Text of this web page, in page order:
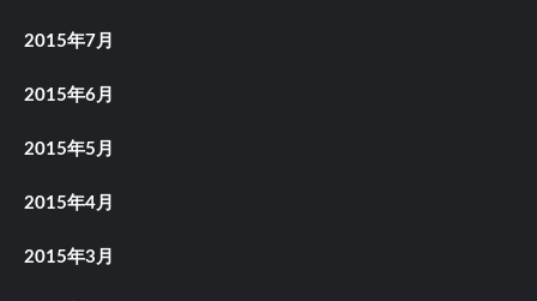
2015年7月
2015年6月
2015年5月
2015年4月
2015年3月